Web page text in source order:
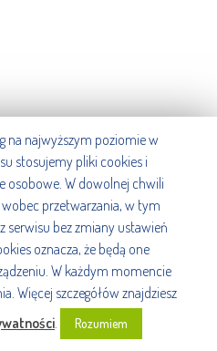
na najwyższym poziomie w
stosujemy pliki cookies i
osobowe. W dowolnej chwili
wobec przetwarzania, w tym
serwisu bez zmiany ustawień
oznacza, że będą one
W każdym momencie
Więcej szczegółów znajdziesz
. Rozumiem